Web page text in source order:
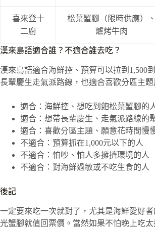
喜來登十
二廚
松葉蟹腳（限時供應）、
爐烤牛肉
漢來島語適合誰？不適合誰去吃？
漢來島語適合海鮮控、預算可以拉到1,500
長輩慶生走氣派路線，也適合喜歡分區主題
適合：海鮮控、想吃到飽松葉蟹腳的
適合：想帶長輩慶生、走氣派路線的
適合：喜歡分區主題、願意花時間慢
不適合：預算抓在1,000元以下的人
不適合：怕吵、怕人多擁擠環境的人
不適合：對海鮮過敏或不吃生食的人
後記
一定要來吃一次就對了，尤其是海鮮愛好者
光蟹腳就值回票價。當然如果不怕晚上吃